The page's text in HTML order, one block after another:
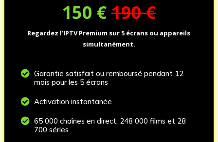
150 €190 €
Regardez l’IPTV Premium sur 5 écrans ou appareils
simultanément.
 Garantie satisfait ou remboursé pendant 12
mois pour les 5 écrans
 Activation instantanée
 65 000 chaînes en direct, 248 000 films et 28
700 séries